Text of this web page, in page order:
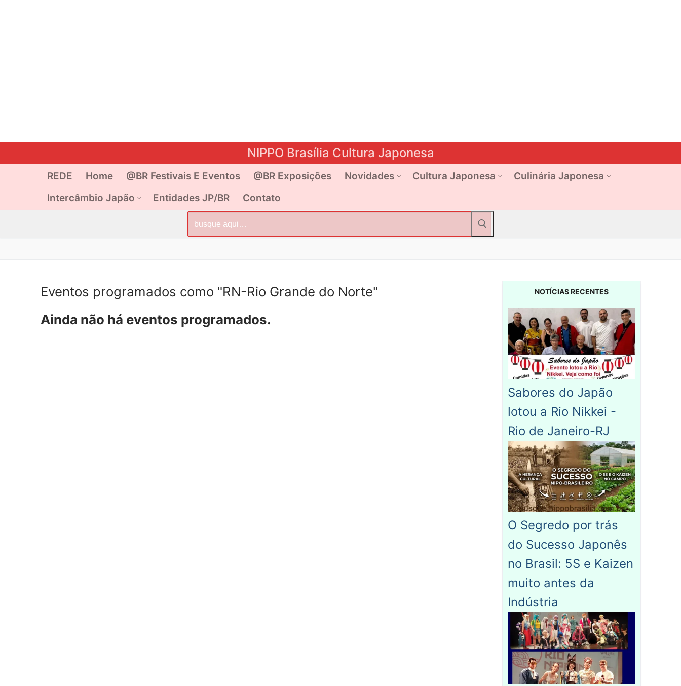
NIPPO Brasília Cultura Japonesa
REDE Home @BR Festivais E Eventos @BR Exposições Novidades Cultura Japonesa
Culinária Japonesa
Intercâmbio Japão
Entidades JP/BR Contato
por:
Eventos programados como "RN-Rio Grande do Norte"
Ainda não há eventos programados.
NOTÍCIAS RECENTES
Sabores do Japão
lotou a Rio Nikkei -
Rio de Janeiro-RJ
O Segredo por trás
do Sucesso Japonês
no Brasil: 5S e Kaizen
muito antes da
Indústria